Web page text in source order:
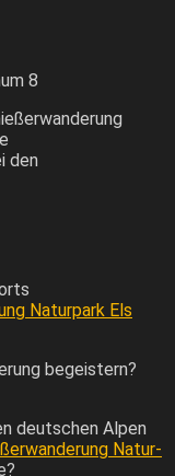
8
den
Naturpark Els
begeistern?
deutschen Alpen
Natur-